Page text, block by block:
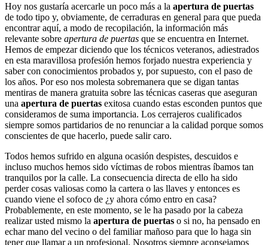
Hoy nos gustaría acercarle un poco más a la apertura de puertas
de todo tipo y, obviamente, de cerraduras en general para que pueda
encontrar aquí, a modo de recopilación, la información más
relevante sobre apertura de puertas que se encuentra en Internet.
Hemos de empezar diciendo que los técnicos veteranos, adiestrados
en esta maravillosa profesión hemos forjado nuestra experiencia y
saber con conocimientos probados y, por supuesto, con el paso de
los años. Por eso nos molesta sobremanera que se digan tantas
mentiras de manera gratuita sobre las técnicas caseras que aseguran
una apertura de puertas exitosa cuando estas esconden puntos que
consideramos de suma importancia. Los cerrajeros cualificados
siempre somos partidarios de no renunciar a la calidad porque somos
conscientes de que hacerlo, puede salir caro.
Todos hemos sufrido en alguna ocasión despistes, descuidos e
incluso muchos hemos sido víctimas de robos mientras íbamos tan
tranquilos por la calle. La consecuencia directa de ello ha sido
perder cosas valiosas como la cartera o las llaves y entonces es
cuando viene el sofoco de ¿y ahora cómo entro en casa?
Probablemente, en este momento, se le ha pasado por la cabeza
realizar usted mismo la apertura de puertas o si no, ha pensado en
echar mano del vecino o del familiar mañoso para que lo haga sin
tener que llamar a un profesional. Nosotros siempre aconsejamos